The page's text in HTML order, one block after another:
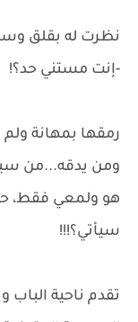
نظرت له بقلق
-إنت مستني حد؟!
رمقها بمهانة ولم
ومن يدقه...من
هو ولمعي فقط،
سيأتي؟!!!
تقدم ناحية